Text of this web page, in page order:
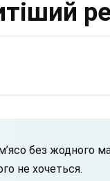
без жодного
не хочеться.